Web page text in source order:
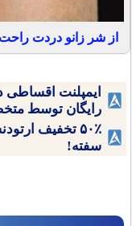
از شر زانو دردت
ایمپلنت اقساطی
رایگان توسط
۵۰٪ تخفیف
سفته!